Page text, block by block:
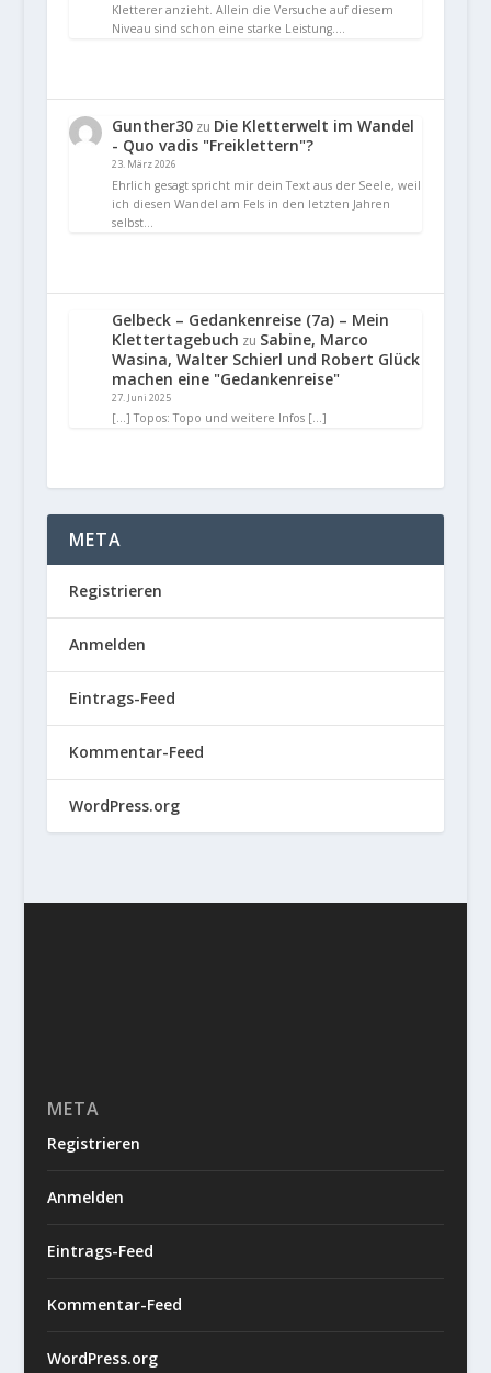
Kletterer anzieht. Allein die Versuche auf diesem
Niveau sind schon eine starke Leistung.…
Gunther30zu Die Kletterwelt im Wandel
- Quo vadis "Freiklettern"?
23. März 2026
Ehrlich gesagt spricht mir dein Text aus der Seele, weil
ich diesen Wandel am Fels in den letzten Jahren
selbst…
Gelbeck – Gedankenreise (7a) – Mein
Klettertagebuch zu Sabine, Marco
Wasina, Walter Schierl und Robert Glück
machen eine "Gedankenreise"
27. Juni 2025
[…] Topos: Topo und weitere Infos […]
META
Registrieren
Anmelden
Eintrags-Feed
Kommentar-Feed
WordPress.org
META
Registrieren
Anmelden
Eintrags-Feed
Kommentar-Feed
WordPress.org